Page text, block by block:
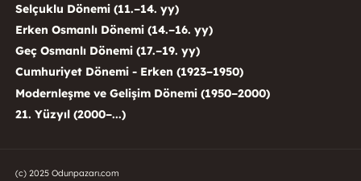
Selçuklu Dönemi (11.–14. yy)
Erken Osmanlı Dönemi (14.–16. yy)
Geç Osmanlı Dönemi (17.–19. yy)
Cumhuriyet Dönemi - Erken (1923–1950)
Modernleşme ve Gelişim Dönemi (1950–2000)
21. Yüzyıl (2000–...)
(c) 2025 Odunpazarı.com